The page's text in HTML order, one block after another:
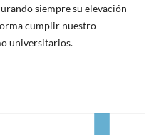
siempre su elevación
cumplir nuestro
universitarios.